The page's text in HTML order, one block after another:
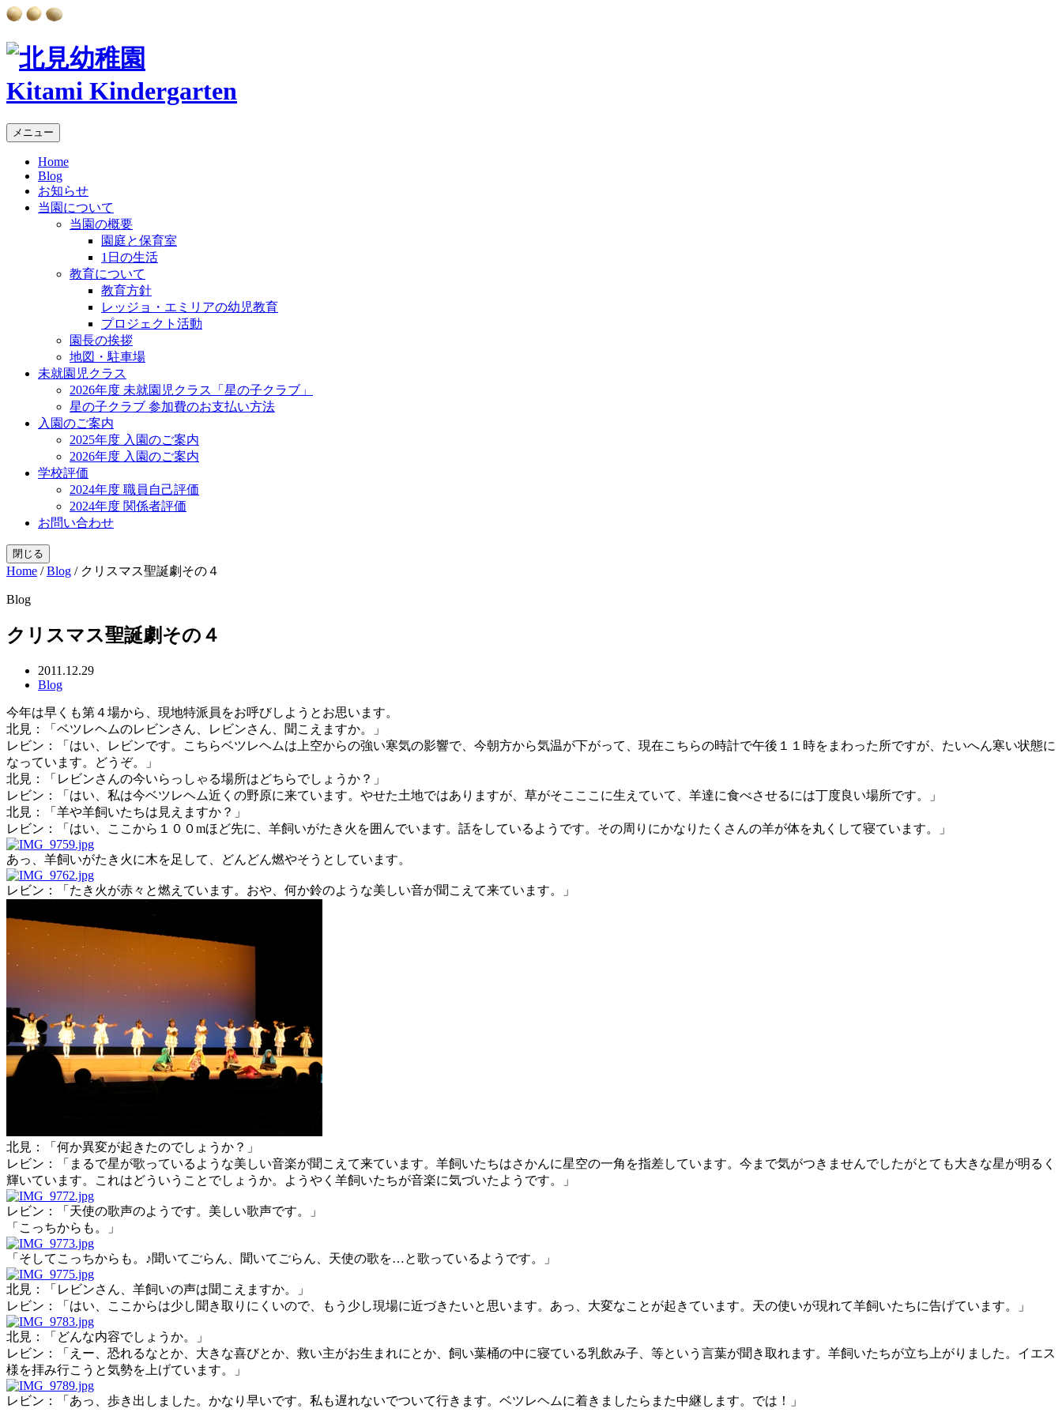
Kitami Kindergarten
メニュー
Home
Blog
お知らせ
当園について
当園の概要
園庭と保育室
1日の生活
教育について
教育方針
レッジョ・エミリアの幼児教育
プロジェクト活動
園長の挨拶
地図・駐車場
未就園児クラス
2026年度 未就園児クラス「星の子クラブ」
星の子クラブ 参加費のお支払い方法
入園のご案内
2025年度 入園のご案内
2026年度 入園のご案内
学校評価
2024年度 職員自己評価
2024年度 関係者評価
お問い合わせ
閉じる
Home /Blog / クリスマス聖誕劇その４
Blog
クリスマス聖誕劇その４
2011.12.29
Blog
今年は早くも第４場から、現地特派員をお呼びしようとお思います。
北見：「ベツレヘムのレビンさん、レビンさん、聞こえますか。」
レビン：「はい、レビンです。こちらベツレヘムは上空からの強い寒気の影響で、今朝方から気温が下がって、現在こちらの時計で午後１１時をまわった所ですが、たいへん寒い状態に
なっています。どうぞ。」
北見：「レビンさんの今いらっしゃる場所はどちらでしょうか？」
レビン：「はい、私は今ベツレヘム近くの野原に来ています。やせた土地ではありますが、草がそこここに生えていて、羊達に食べさせるには丁度良い場所です。」
北見：「羊や羊飼いたちは見えますか？」
レビン：「はい、ここから１００mほど先に、羊飼いがたき火を囲んでいます。話をしているようです。その周りにかなりたくさんの羊が体を丸くして寝ています。」
あっ、羊飼いがたき火に木を足して、どんどん燃やそうとしています。
レビン：「たき火が赤々と燃えています。おや、何か鈴のような美しい音が聞こえて来ています。」
北見：「何か異変が起きたのでしょうか？」
レビン：「まるで星が歌っているような美しい音楽が聞こえて来ています。羊飼いたちはさかんに星空の一角を指差しています。今まで気がつきませんでしたがとても大きな星が明るく
輝いています。これはどういうことでしょうか。ようやく羊飼いたちが音楽に気づいたようです。」
レビン：「天使の歌声のようです。美しい歌声です。」
「こっちからも。」
「そしてこっちからも。♪聞いてごらん、聞いてごらん、天使の歌を…と歌っているようです。」
北見：「レビンさん、羊飼いの声は聞こえますか。」
レビン：「はい、ここからは少し聞き取りにくいので、もう少し現場に近づきたいと思います。あっ、大変なことが起きています。天の使いが現れて羊飼いたちに告げています。」
北見：「どんな内容でしょうか。」
レビン：「えー、恐れるなとか、大きな喜びとか、救い主がお生まれにとか、飼い葉桶の中に寝ている乳飲み子、等という言葉が聞き取れます。羊飼いたちが立ち上がりました。イエス
様を拝み行こうと気勢を上げています。」
レビン：「あっ、歩き出しました。かなり早いです。私も遅れないでついて行きます。ベツレヘムに着きましたらまた中継します。では！」